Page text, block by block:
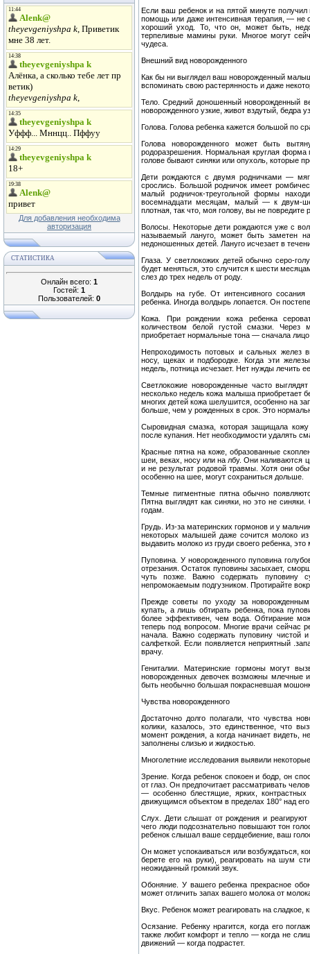
Для добавления необходима
авторизация
СТАТИСТИКА
Онлайн всего: 1
Гостей: 1
Пользователей: 0
Если ваш ребенок и на пятой минуте
помощь или даже интенсивная терапия, — не
хороший уход. То, что он, может быть,
терпеливые мамины руки. Многое могут
чудеса.
Внешний вид новорожденного
Как бы ни выглядел ваш новорожденный
вспоминать свою растерянность и даже
Тело. Средний доношенный новорожденный
новорожденного узкие, живот вздутый, бедра
Голова. Голова ребенка кажется большой по
Голова новорожденного может быть
родоразрешения. Нормальная круглая форма
голове бывают синяки или опухоль, которые
Дети рождаются с двумя родничками —
срослись. Большой родничок имеет
малый родничок-треугольной формы
восемнадцати месяцам, малый — к двум-
плотная, так что, моя голову, вы не повредите
Волосы. Некоторые дети рождаются уже с
называемый лануго, может быть заметен
недоношенных детей. Лануго исчезает в
Глаза. У светлокожих детей обычно серо-
будет меняться, это случится к шести
слез до трех недель от роду.
Волдырь на губе. От интенсивного сосания
ребенка. Иногда волдырь лопается. Он
Кожа. При рождении кожа ребенка
количеством белой густой смазки.
приобретает нормальные тона — сначала
Непроходимость потовых и сальных желез
носу, щеках и подбородке. Когда эти
недель, потница исчезает. Нет нужды лечить
Светлокожие новорожденные часто
несколько недель кожа малыша приобретает
многих детей кожа шелушится, особенно на
больше, чем у рожденных в срок. Это
Сыровидная смазка, которая защищала
после купания. Нет необходимости удалять
Красные пятна на коже, образованные
шеи, веках, носу или на лбу. Они наливаются
и не результат родовой травмы. Хотя они
особенно на шее, могут сохраниться дольше.
Темные пигментные пятна обычно
Пятна выглядят как синяки, но это не
годам.
Грудь. Из-за материнских гормонов и у
некоторых малышей даже сочится молоко
выдавить молоко из груди своего ребенка,
Пуповина. У новорожденного пуповина
отрезания. Остаток пуповины засыхает,
чуть позже. Важно содержать пуповину
непромокаемым подгузником. Протирайте
Прежде советы по уходу за
купать, а лишь обтирать ребенка, пока
более эффективен, чем вода. Обтирание
теперь под вопросом. Многие врачи сейчас
начала. Важно содержать пуповину чистой
салфеткой. Если появляется неприятный
врачу.
Гениталии. Материнские гормоны могут
новорожденных девочек возможны млечные
быть необычно большая покрасневшая
Чувства новорожденного
Достаточно долго полагали, что чувства
колики, казалось, это единственное, что
момент рождения, а когда начинает видеть,
заполнены слизью и жидкостью.
Многолетние исследования выявили
Зрение. Когда ребенок спокоен и бодр, он
от глаз. Он предпочитает рассматривать
— особенно блестящие, ярких,
движущимся объектом в пределах 180° над
Слух. Дети слышат от рождения и реагируют
чего люди подсознательно повышают тон
ребенок слышал ваше сердцебиение, ваш
Он может успокаиваться или возбуждаться,
берете его на руки), реагировать на шум
неожиданный громкий звук.
Обоняние. У вашего ребенка прекрасное
может отличить запах вашего молока от
Вкус. Ребенок может реагировать на сладкое,
Осязание. Ребенку нрагится, когда его
также любит комфорт и тепло — когда не
движений — когда подрастет.